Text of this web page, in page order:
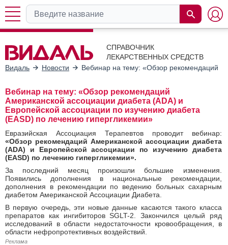
СПРАВОЧНИК
ЛЕКАРСТВЕННЫХ СРЕДСТВ
Видаль
Новости Вебинар на тему: «Обзор рекомендаций
Вебинар на тему: «Обзор рекомендаций
Американской ассоциации диабета (ADA) и
Европейской ассоциации по изучению диабета
(EASD) по лечению гипергликемии»
Евразийская Ассоциация Терапевтов проводит вебинар:
«Обзор рекомендаций Американской ассоциации диабета
(ADA) и Европейской ассоциации по изучению диабета
(EASD) по лечению гипергликемии».
За последний месяц произошли большие изменения.
Появились дополнения в национальные рекомендации,
дополнения в рекомендации по ведению больных сахарным
диабетом Американской Ассоциации Диабета.
В первую очередь, эти новые данные касаются такого класса
препаратов как ингибиторов SGLT-2. Закончился целый ряд
исследований в области недостаточности кровообращения, в
области нефропротективных воздействий.
Реклама